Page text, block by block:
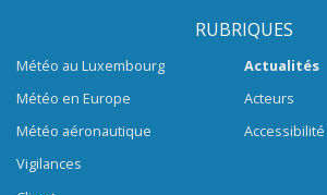
RUBRIQUES
Météo au Luxembourg
Météo en Europe
Météo aéronautique
Vigilances
Actualités
Acteurs
Accessibilité